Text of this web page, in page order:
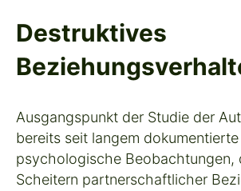
Destruktives
Ausgangspunkt der Studie der
bereits seit langem dokumentierte
psychologische Beobachtungen,
Scheitern partnerschaftlicher